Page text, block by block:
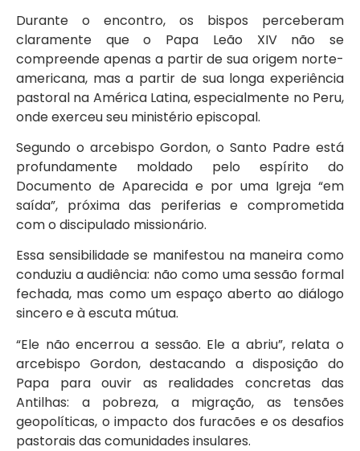
Durante o encontro, os bispos perceberam
claramente que o Papa Leão XIV não se
compreende apenas a partir de sua origem norte-
americana, mas a partir de sua longa experiência
pastoral na América Latina, especialmente no Peru,
onde exerceu seu ministério episcopal.
Segundo o arcebispo Gordon, o Santo Padre está
profundamente moldado pelo espírito do
Documento de Aparecida e por uma Igreja “em
saída”, próxima das periferias e comprometida
com o discipulado missionário.
Essa sensibilidade se manifestou na maneira como
conduziu a audiência: não como uma sessão formal
fechada, mas como um espaço aberto ao diálogo
sincero e à escuta mútua.
“Ele não encerrou a sessão. Ele a abriu”, relata o
arcebispo Gordon, destacando a disposição do
Papa para ouvir as realidades concretas das
Antilhas: a pobreza, a migração, as tensões
geopolíticas, o impacto dos furacões e os desafios
pastorais das comunidades insulares.